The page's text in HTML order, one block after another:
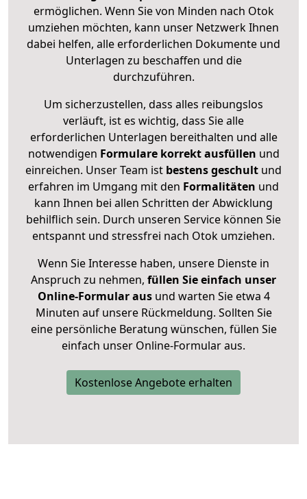
ermöglichen. Wenn Sie von Minden nach Otok
umziehen möchten, kann unser Netzwerk Ihnen
dabei helfen, alle erforderlichen Dokumente und
Unterlagen zu beschaffen und die
durchzuführen.
Um sicherzustellen, dass alles reibungslos
verläuft, ist es wichtig, dass Sie alle
erforderlichen Unterlagen bereithalten und alle
notwendigen Formulare korrekt ausfüllen und
einreichen. Unser Team ist bestens geschult und
erfahren im Umgang mit den Formalitäten und
kann Ihnen bei allen Schritten der Abwicklung
behilflich sein. Durch unseren Service können Sie
entspannt und stressfrei nach Otok umziehen.
Wenn Sie Interesse haben, unsere Dienste in
Anspruch zu nehmen, füllen Sie einfach unser
Online-Formular ausund warten Sie etwa 4
Minuten auf unsere Rückmeldung. Sollten Sie
eine persönliche Beratung wünschen, füllen Sie
einfach unser Online-Formular aus.
Kostenlose Angebote erhalten